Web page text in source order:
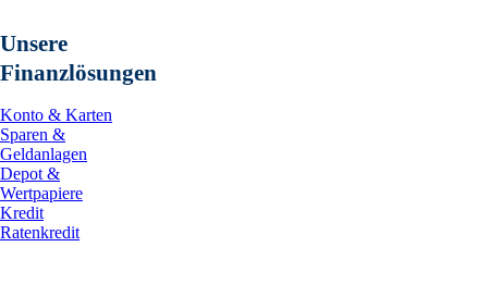
Unsere
Finanzlösungen
Konto & Karten
Sparen &
Geldanlagen
Depot &
Wertpapiere
Kredit
Ratenkredit